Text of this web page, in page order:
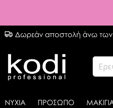
Δωρεάν αποστολή άνω των
ΝΥΧΙΑ ΠΡΟΣΩΠΟ